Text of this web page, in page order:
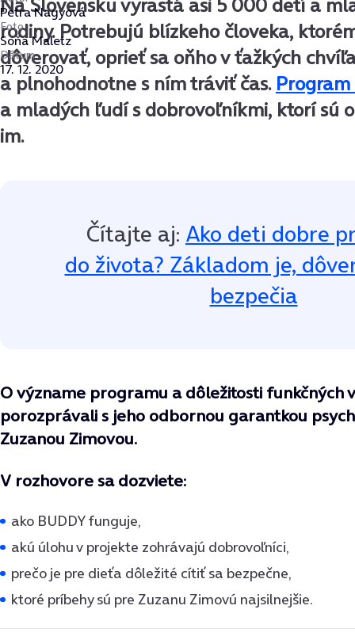
Petra Nagyová
Foto
Soňa Maletz
Dátum
17. 12. 2020
rodiny. Potrebujú blízkeho človeka,
dôverovať, oprieť sa oňho v ťažkých
a plnohodnotne s ním tráviť čas. Program
a mladých ľudí s dobrovoľníkmi, ktorí sú
im.
Čítajte aj: Ako deti dobre
do života? Základom je,
bezpečia
O význame programu a dôležitosti funkčných
porozprávali s jeho odbornou garantkou
Zuzanou Zimovou.
V rozhovore sa dozviete:
ako BUDDY funguje,
akú úlohu v projekte zohrávajú dobrovoľníci,
prečo je pre dieťa dôležité cítiť sa bezpečne,
ktoré príbehy sú pre Zuzanu Zimovú najsilnejšie.